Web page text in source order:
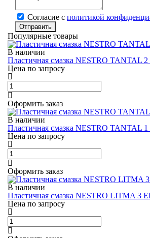
Cогласие с политикой
Отправить
Популярные товары
В наличии
Пластичная смазка NESTRO TANTAL 2
Цена по запросу
Оформить заказ
В наличии
Пластичная смазка NESTRO TANTAL 1
Цена по запросу
Оформить заказ
В наличии
Пластичная смазка NESTRO LITMA 3
Цена по запросу